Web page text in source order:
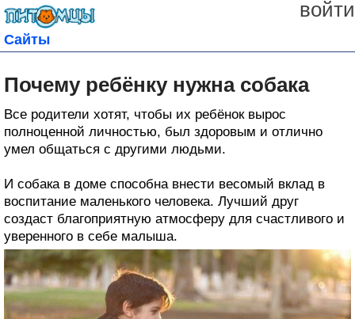
войти
Сайты
Почему ребёнку нужна собака
Все родители хотят, чтобы их ребёнок вырос
полноценной личностью, был здоровым и отлично
умел общаться с другими людьми.
И собака в доме способна внести весомый вклад в
воспитание маленького человека. Лучший друг
создаст благоприятную атмосферу для счастливого и
уверенного в себе малыша.